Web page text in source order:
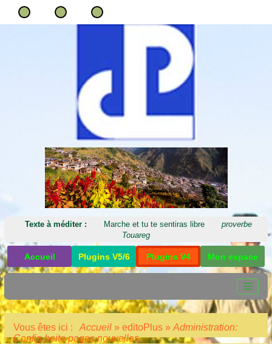
Texte à méditer : Marche et tu te sentiras libre
proverbe
Touareg
Accueil Plugins V5/6 Plugins V4 Mon espace
Vous êtes ici : Accueil » editoPlus » Administration:
Config boite pages nouvelles